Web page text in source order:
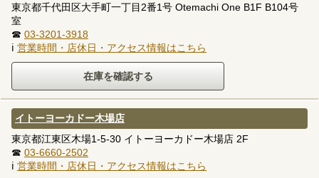
東京都千代田区大手町一丁目2番1号 Otemachi One B1F B104号
室
☎ 03-3201-3918
ℹ 営業時間・店休日・アクセス情報はこちら
イトーヨーカドー木場店
東京都江東区木場1-5-30 イトーヨーカドー木場店 2F
☎ 03-6660-2502
ℹ 営業時間・店休日・アクセス情報はこちら